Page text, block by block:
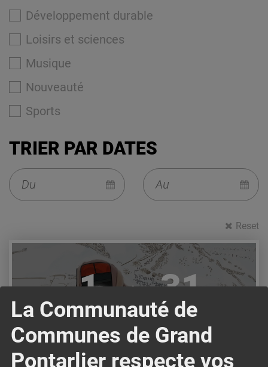
La Communauté de
Communes de Grand
Pontarlier respecte vos
Développement durable
Loisirs et sciences
Musique
Nouveauté
Sports
TRIER PAR DATES
Reset
1
JUIN
31
DÉC
Culture et tradition
Lire l'article